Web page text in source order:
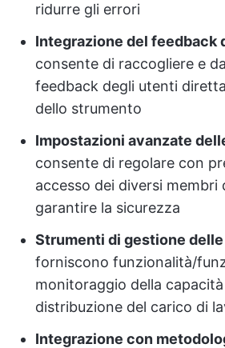
ridurre gli errori
Integrazione del feedback
consente di raccogliere e
feedback degli utenti
dello strumento
Impostazioni avanzate
consente di regolare con
accesso dei diversi membri
garantire la sicurezza
Strumenti di gestione
forniscono funzionalità/
monitoraggio della
distribuzione del carico di
Integrazione con